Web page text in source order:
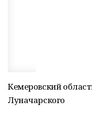
Кемеровский
Луначарского